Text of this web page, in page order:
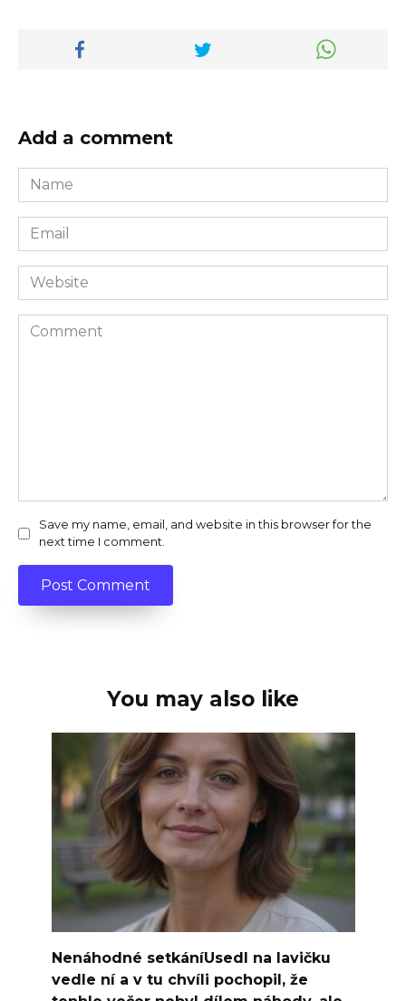
Add a comment
Name
*
Email
*
Website
Comment
Save my name, email, and website in this browser for the
next time I comment.
You may also like
Nenáhodné setkáníUsedl na lavičku
vedle ní a v tu chvíli pochopil, že